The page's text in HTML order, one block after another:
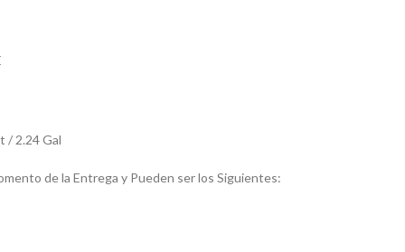
/ 2.24 Gal
de la Entrega y Pueden ser los Siguientes: